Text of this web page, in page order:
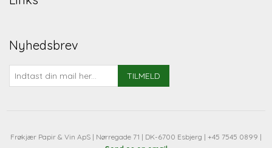
Nyhedsbrev
TILMELD
Frøkjær Papir & Vin ApS | Nørregade 71 | DK-6700 Esbjerg | +45 7545 0899 |